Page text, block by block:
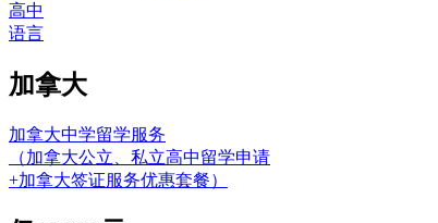
高中
语言
加拿大
加拿大中学留学服务
（加拿大公立、私立高中留学申请
+加拿大签证服务优惠套餐）